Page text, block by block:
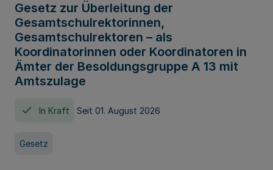
Gesetz zur Überleitung der
Gesamtschulrektorinnen,
Gesamtschulrektoren – als
Koordinatorinnen oder Koordinatoren in
Ämter der Besoldungsgruppe A 13 mit
Amtszulage
In Kraft Seit 01. August 2026
Gesetz